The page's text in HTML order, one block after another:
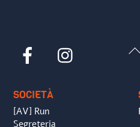
Facebook
SOCIETÀ
[AV] Run
Segreteria